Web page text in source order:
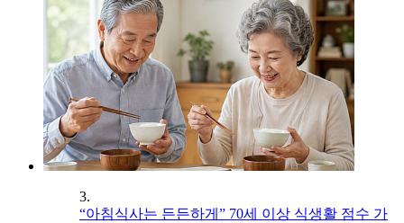
3.
“아침식사는 든든하게” 70세 이상 식생활 점수 가